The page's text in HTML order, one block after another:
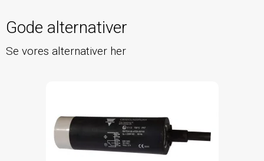
Gode alternativer
Se vores alternativer her